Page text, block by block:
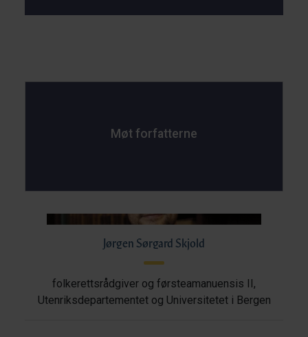
Møt forfatterne
Jørgen Sørgard Skjold
folkerettsrådgiver og førsteamanuensis II,
Utenriksdepartementet og Universitetet i Bergen